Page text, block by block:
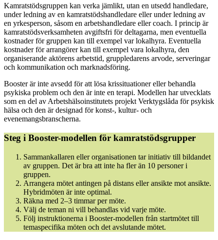
Kamratstödsgruppen kan verka jämlikt, utan en utsedd handledare,
under ledning av en kamratstödshandledare eller under ledning av
en yrkesperson, såsom en arbetshandledare eller coach. I princip är
kamratstödsverksamheten avgiftsfri för deltagarna, men eventuella
kostnader för gruppen kan till exempel var lokalhyra. Eventuella
kostnader för arrangörer kan till exempel vara lokalhyra, den
organiserande aktörens arbetstid, gruppledarens arvode, serveringar
och kommunikation och marknadsföring.
Booster är inte avsedd för att lösa krissituationer eller behandla
psykiska problem och den är inte en terapi. Modellen har utvecklats
som en del av Arbetshälsoinstitutets projekt Verktygslåda för psykisk
hälsa och den är designad för konst-, kultur- och
evenemangsbranscherna.
Steg i Booster-modellen för kamratstödsgrupper
Sammankallaren eller organisationen tar initiativ till bildandet
av gruppen. Det är bra att inte ha fler än 10 personer i
gruppen.
Arrangera mötet antingen på distans eller ansikte mot ansikte.
Hybridmöten är inte optimal.
Räkna med 2–3 timmar per möte.
Välj de teman ni vill behandlas vid varje möte.
Följ instruktionerna i Booster-modellen från startmötet till
temaspecifika möten och det avslutande mötet.